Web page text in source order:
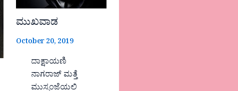
ಮುಖವಾಡ
October 20, 2019
ದಾಕ್ಷಾಯಣಿ
ನಾಗರಾಜ್ ಮತ್ತೆ